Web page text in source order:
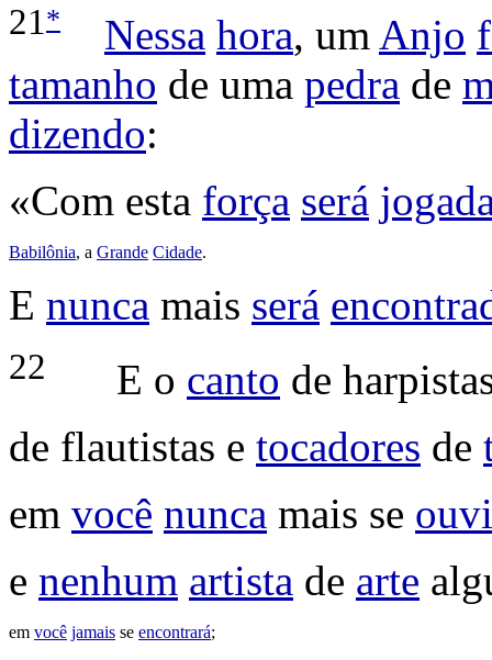
21* Nessa hora, um Anjo
tamanho de uma pedra de
dizendo:
«Com esta força será
Babilônia, a Grande Cidade.
E nunca mais será
22 E o canto de
de flautistas e tocadores de
em você nunca mais se
e nenhum artista de arte
em você jamais se encontrará;